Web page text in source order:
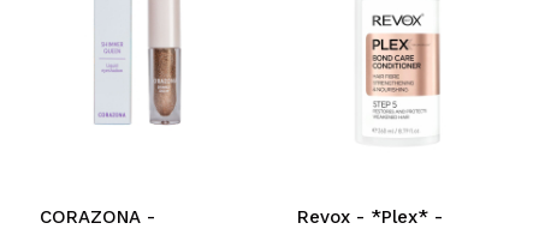
CORAZONA -
Revox - *Plex* -